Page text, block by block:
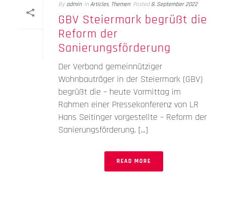
By admin In Articles, Themen Posted 8. September 2022
GBV Steiermark begrüßt die
Reform der
Sanierungsförderung
Der Verband gemeinnütziger
Wohnbauträger in der Steiermark (GBV)
begrüßt die – heute Vormittag im
Rahmen einer Pressekonferenz von LR
Hans Seitinger vorgestellte – Reform der
Sanierungsförderung. [...]
READ MORE